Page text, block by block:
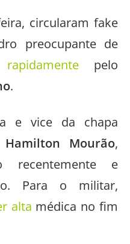
circularam fake
preocupante de
pelo
.
e vice da chapa
Hamilton Mourão,
recentemente e
Para o militar,
alta médica no fim